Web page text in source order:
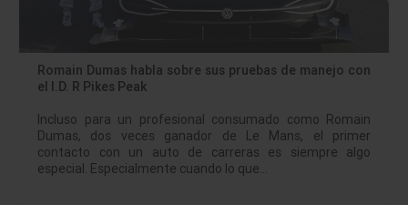
Romain Dumas habla sobre sus pruebas de manejo con
el I.D. R Pikes Peak
Incluso para un profesional consumado como Romain
Dumas, dos veces ganador de Le Mans, el primer
contacto con un auto de carreras es siempre algo
especial. Especialmente cuando lo que…